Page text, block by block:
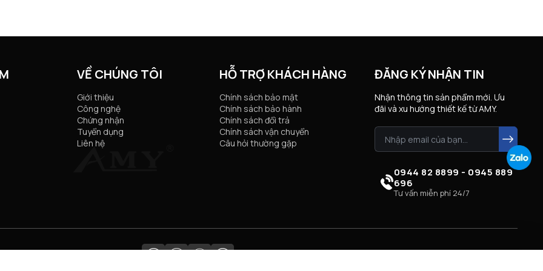
VỀ CHÚNG TÔI
Giới thiệu
Công nghệ
Chứng nhận
Tuyển dụng
Liên hệ
HỖ TRỢ KHÁCH HÀNG
Chính sách bảo mật
Chính sách bảo hành
Chính sách đổi trả
Chính sách vận chuyển
Câu hỏi thường gặp
ĐĂNG KÝ NHẬN TIN
Nhận thông tin sản phẩm mới. Ưu
đãi và xu hướng thiết kế từ AMY.
0944 82 8899 - 0945 889
696
Tư vấn miễn phí 24/7